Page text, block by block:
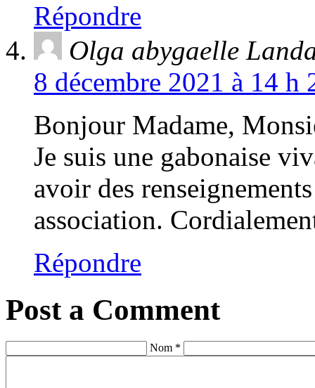
Répondre
Olga abygaelle
8 décembre 2021 à 14
Bonjour Madame,
Je suis une gabonaise
avoir des
association.
Répondre
Post a Comment
Nom *